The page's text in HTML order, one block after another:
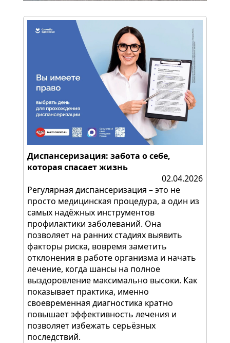
Диспансеризация: забота о себе,
которая спасает жизнь
02.04.2026
Регулярная диспансеризация – это не
просто медицинская процедура, а один из
самых надёжных инструментов
профилактики заболеваний. Она
позволяет на ранних стадиях выявить
факторы риска, вовремя заметить
отклонения в работе организма и начать
лечение, когда шансы на полное
выздоровление максимально высоки. Как
показывает практика, именно
своевременная диагностика кратно
повышает эффективность лечения и
позволяет избежать серьёзных
последствий.